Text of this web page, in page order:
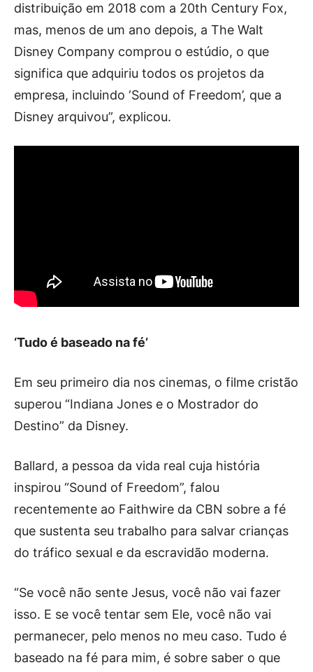
distribuição em 2018 com a 20th Century Fox,
mas, menos de um ano depois, a The Walt
Disney Company comprou o estúdio, o que
significa que adquiriu todos os projetos da
empresa, incluindo ‘Sound of Freedom’, que a
Disney arquivou”, explicou.
‘Tudo é baseado na fé’
Em seu primeiro dia nos cinemas, o filme cristão
superou “Indiana Jones e o Mostrador do
Destino” da Disney.
Ballard, a pessoa da vida real cuja história
inspirou “Sound of Freedom”, falou
recentemente ao Faithwire da CBN sobre a fé
que sustenta seu trabalho para salvar crianças
do tráfico sexual e da escravidão moderna.
“Se você não sente Jesus, você não vai fazer
isso. E se você tentar sem Ele, você não vai
permanecer, pelo menos no meu caso. Tudo é
baseado na fé para mim, é sobre saber o que